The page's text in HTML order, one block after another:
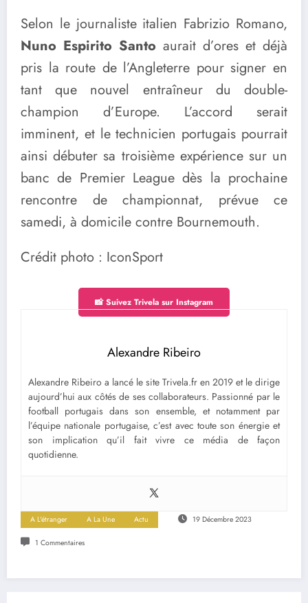
Selon le journaliste italien Fabrizio Romano,
Nuno Espirito Santo aurait d’ores et déjà
pris la route de l’Angleterre pour signer en
tant que nouvel entraîneur du double-
champion d’Europe. L’accord serait
imminent, et le technicien portugais pourrait
ainsi débuter sa troisième expérience sur un
banc de Premier League dès la prochaine
rencontre de championnat, prévue ce
samedi, à domicile contre Bournemouth.
Crédit photo : IconSport
📸 Suivez Trivela sur Instagram
Alexandre Ribeiro
Alexandre Ribeiro a lancé le site Trivela.fr en 2019 et le dirige
aujourd’hui aux côtés de ses collaborateurs. Passionné par le
football portugais dans son ensemble, et notamment par
l’équipe nationale portugaise, c’est avec toute son énergie et
son implication qu’il fait vivre ce média de façon
quotidienne.
A L'étranger A La Une Actu 19 Décembre 2023
1 Commentaires